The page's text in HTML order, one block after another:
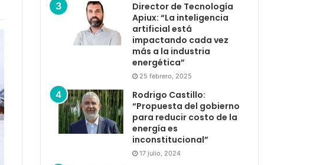
Director de Tecnología
Apiux: “La inteligencia
artificial está
impactando cada vez
más a la industria
energética”
25 febrero, 2025
Rodrigo Castillo:
“Propuesta del gobierno
para reducir costo de la
energía es
inconstitucional”
17 julio, 2024